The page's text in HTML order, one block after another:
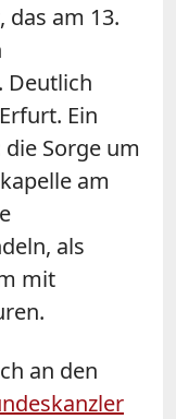
am 13.
Deutlich
Ein
Sorge um
am
als
mit
an den